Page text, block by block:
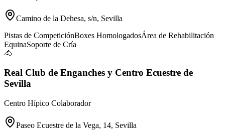
Camino de la Dehesa, s/n, Sevilla
Pistas de CompeticiónBoxes HomologadosÁrea de Rehabilitación
EquinaSoporte de Cría
🐴
Real Club de Enganches y Centro Ecuestre de
Sevilla
Centro Hípico Colaborador
Paseo Ecuestre de la Vega, 14, Sevilla